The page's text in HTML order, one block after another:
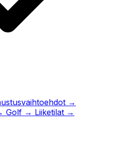
→
Golf → Liiketilat →